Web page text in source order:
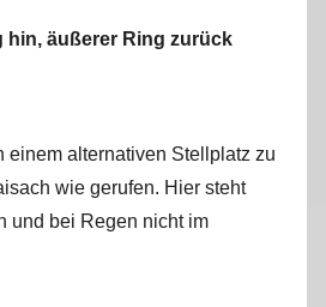
hin, äußerer Ring zurück
einem alternativen Stellplatz zu
wie gerufen. Hier steht
und bei Regen nicht im